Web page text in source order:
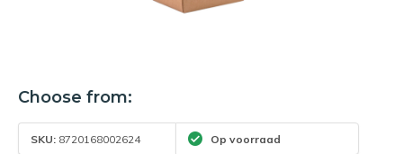
Choose from:
SKU: 8720168002624 Op voorraad